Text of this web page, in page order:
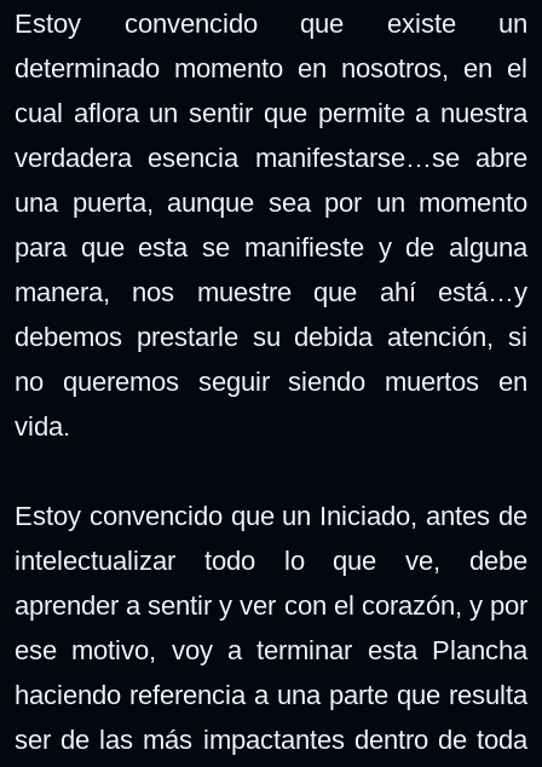
Estoy convencido que existe un
determinado momento en nosotros, en el
cual aflora un sentir que permite a nuestra
verdadera esencia manifestarse…se abre
una puerta, aunque sea por un momento
para que esta se manifieste y de alguna
manera, nos muestre que ahí está…y
debemos prestarle su debida atención, si
no queremos seguir siendo muertos en
vida.
Estoy convencido que un Iniciado, antes de
intelectualizar todo lo que ve, debe
aprender a sentir y ver con el corazón, y por
ese motivo, voy a terminar esta Plancha
haciendo referencia a una parte que resulta
ser de las más impactantes dentro de toda